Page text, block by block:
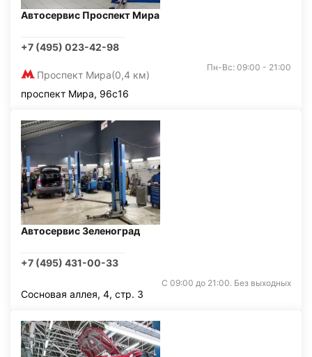
Автосервис Проспект Мира
+7 (495) 023-42-98
Проспект Мира(0,4 км)
Пн-Вс: 09:00 - 21:00
проспект Мира, 96с16
Автосервис Зеленоград
+7 (495) 431-00-33
С 09:00 до 21:00. Без выходных
Сосновая аллея, 4, стр. 3